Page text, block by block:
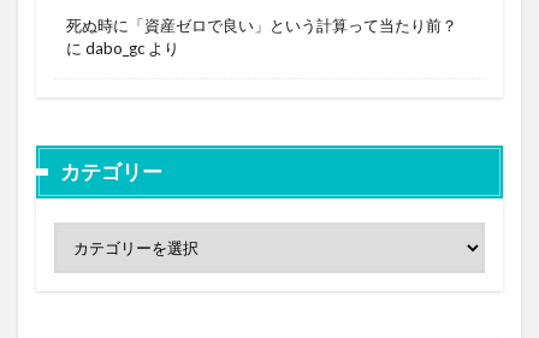
死ぬ時に「資産ゼロで良い」という計算って当たり前？
に dabo_gc より
カテゴリー